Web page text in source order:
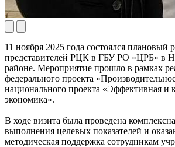
11 ноября 2025 года состоялся плановый
представителей РЦК в ГБУ РО «ЦРБ» в
районе. Мероприятие прошло в рамках
федерального проекта
национального проекта «Эффективная и
экономика».
В ходе визита была проведена
выполнения целевых показателей и
методическая поддержка сотрудникам